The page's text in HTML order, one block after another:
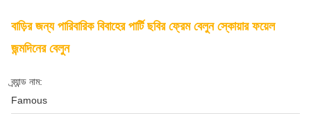
বাড়ির জন্য পারিবারিক বিবাহের পার্টি ছবির ফ্রেম বেলুন স্কোয়ার ফয়েল
জন্মদিনের বেলুন
ব্র্যান্ড নাম:
Famous